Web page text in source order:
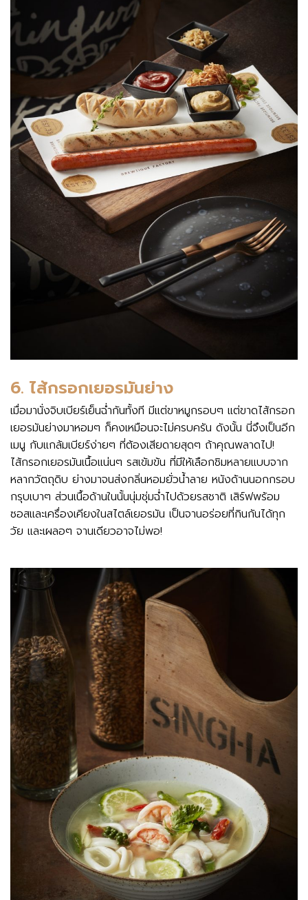
6. ไส้กรอกเยอรมันย่าง
เมื่อมานั่งจิบเบียร์เย็นฉ่ำกันทั้งที มีแต่ขาหมูกรอบๆ แต่ขาดไส้กรอก
เยอรมันย่างมาหอมๆ ก็คงเหมือนจะไม่ครบครัน ดังนั้น นี่จึงเป็นอีก
เมนู กับแกล้มเบียร์ง่ายๆ ที่ต้องเสียดายสุดๆ ถ้าคุณพลาดไป!
ไส้กรอกเยอรมันเนื้อแน่นๆ รสเข้มข้น ที่มีให้เลือกชิมหลายแบบจาก
หลากวัตถุดิบ ย่างมาจนส่งกลิ่นหอมยั่วน้ำลาย หนังด้านนอกกรอบ
กรุบเบาๆ ส่วนเนื้อด้านในนั้นนุ่มชุ่มฉ่ำไปด้วยรสชาติ เสิร์ฟพร้อม
ซอสและเครื่องเคียงในสไตล์เยอรมัน เป็นจานอร่อยที่กินกันได้ทุก
วัย และเผลอๆ จานเดียวอาจไม่พอ!